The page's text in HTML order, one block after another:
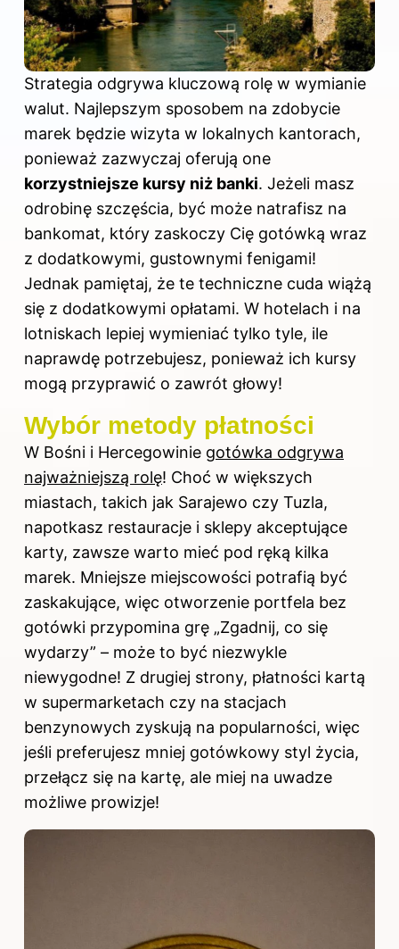
Strategia odgrywa kluczową rolę w wymianie
walut. Najlepszym sposobem na zdobycie
marek będzie wizyta w lokalnych kantorach,
ponieważ zazwyczaj oferują one
korzystniejsze kursy niż banki. Jeżeli masz
odrobinę szczęścia, być może natrafisz na
bankomat, który zaskoczy Cię gotówką wraz
z dodatkowymi, gustownymi fenigami!
Jednak pamiętaj, że te techniczne cuda wiążą
się z dodatkowymi opłatami. W hotelach i na
lotniskach lepiej wymieniać tylko tyle, ile
naprawdę potrzebujesz, ponieważ ich kursy
mogą przyprawić o zawrót głowy!
Wybór metody płatności
W Bośni i Hercegowinie gotówka odgrywa
najważniejszą rolę! Choć w większych
miastach, takich jak Sarajewo czy Tuzla,
napotkasz restauracje i sklepy akceptujące
karty, zawsze warto mieć pod ręką kilka
marek. Mniejsze miejscowości potrafią być
zaskakujące, więc otworzenie portfela bez
gotówki przypomina grę „Zgadnij, co się
wydarzy” – może to być niezwykle
niewygodne! Z drugiej strony, płatności kartą
w supermarketach czy na stacjach
benzynowych zyskują na popularności, więc
jeśli preferujesz mniej gotówkowy styl życia,
przełącz się na kartę, ale miej na uwadze
możliwe prowizje!